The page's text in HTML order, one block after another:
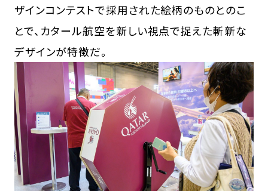
ザインコンテストで採用された絵柄のものとのこ
とで、カタール航空を新しい視点で捉えた斬新な
デザインが特徴だ。